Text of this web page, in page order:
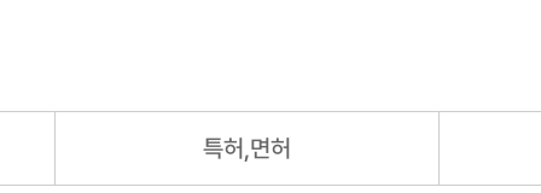
특허,면허